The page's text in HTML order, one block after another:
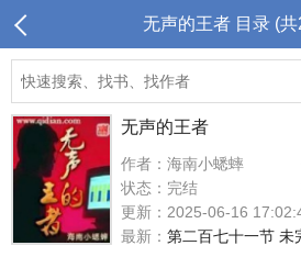
无声的王者 目录 (
无声的王者
作者：海南小蟋蟀
状态：完结
更新：2025-06-16
最新： 第二百七十一节 未